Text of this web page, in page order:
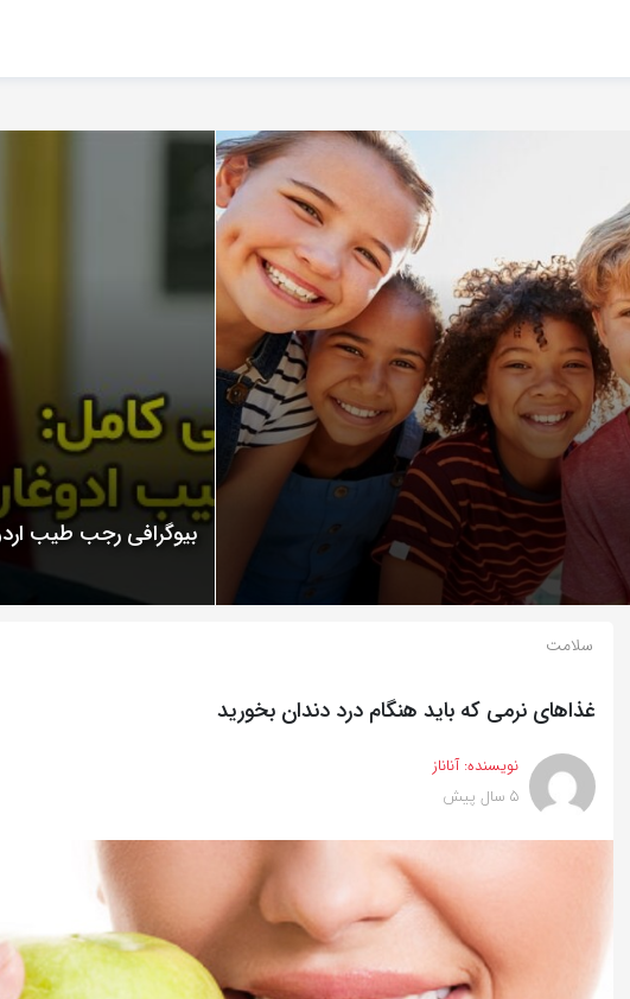
بیوگرافی رجب طیب
سلامت
غذاهای نرمی که باید هنگام درد دندان بخورید
نویسنده:آناناز
5 سال پیش